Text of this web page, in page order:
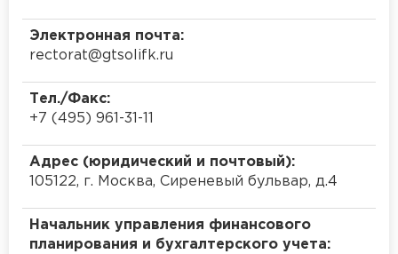
Электронная почта:
rectorat@gtsolifk.ru
Тел./Факс:
+7 (495) 961-31-11
Адрес (юридический и почтовый):
105122, г. Москва, Сиреневый бульвар, д.4
Начальник управления финансового
планирования и бухгалтерского учета: